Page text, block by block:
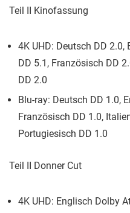
Teil II Kinofassung
4K UHD: Deutsch DD
DD 5.1, Französisch DD
DD 2.0
Blu-ray: Deutsch DD 1.0,
Französisch DD 1.0,
Portugiesisch DD 1.0
Teil II Donner Cut
4K UHD: Englisch Dolby